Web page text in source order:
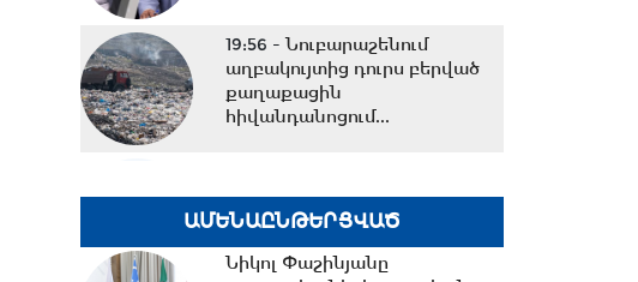
19:56 -Նուբարաշենում
աղբակույտից դուրս բերված
քաղաքացին
հիվանդանոցում...
Վալենտինա Մատվիենկոն
քննարկել են
միջխորհրդարանական...
ԱՄԵՆԱԸՆԹԵՐՑՎԱԾ
Նիկոլ Փաշինյանը